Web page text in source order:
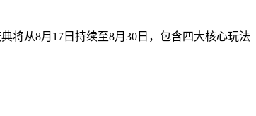
将从8月17日持续至8月30日，包含四大核心玩法